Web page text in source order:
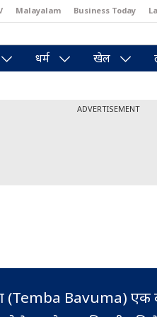
Malayalam Business Today
धर्म खेल
ADVERTISEMENT
(Temba Bavuma) एक